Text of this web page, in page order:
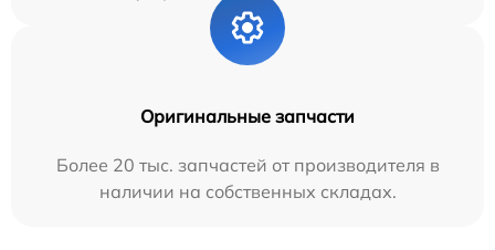
Оригинальные запчасти
Более 20 тыс. запчастей от производителя в
наличии на собственных складах.